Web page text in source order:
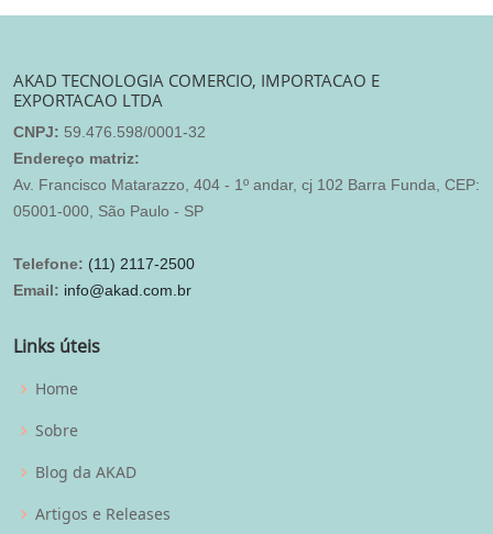
AKAD TECNOLOGIA COMERCIO, IMPORTACAO E
EXPORTACAO LTDA
CNPJ: 59.476.598/0001-32
Endereço matriz:
Av. Francisco Matarazzo, 404 - 1º andar, cj 102 Barra Funda, CEP:
05001-000, São Paulo - SP
Telefone: (11) 2117-2500
Email: info@akad.com.br
Links úteis
Home
Sobre
Blog da AKAD
Artigos e Releases